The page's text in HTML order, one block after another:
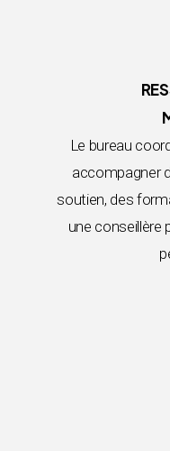
Le bureau
accompagner
soutien, des
une conseillère